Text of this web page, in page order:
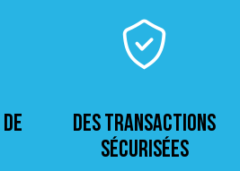
Des transactions
sécurisées